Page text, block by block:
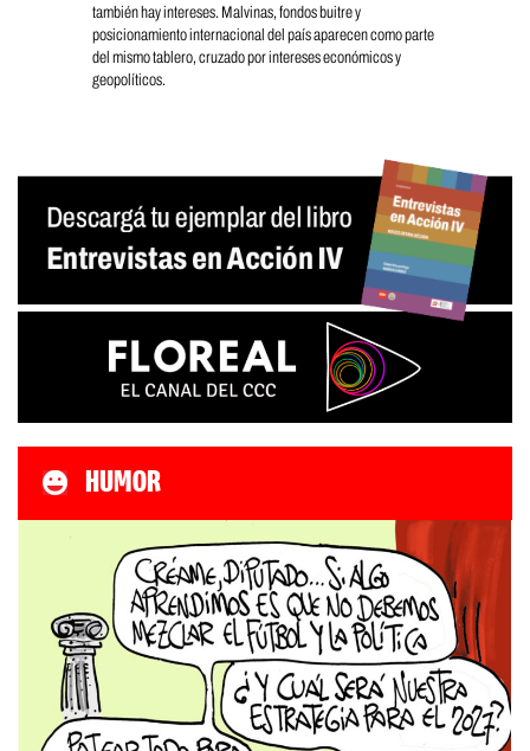
también hay intereses. Malvinas, fondos buitre y
posicionamiento internacional del país aparecen como parte
del mismo tablero, cruzado por intereses económicos y
geopolíticos.
HUMOR